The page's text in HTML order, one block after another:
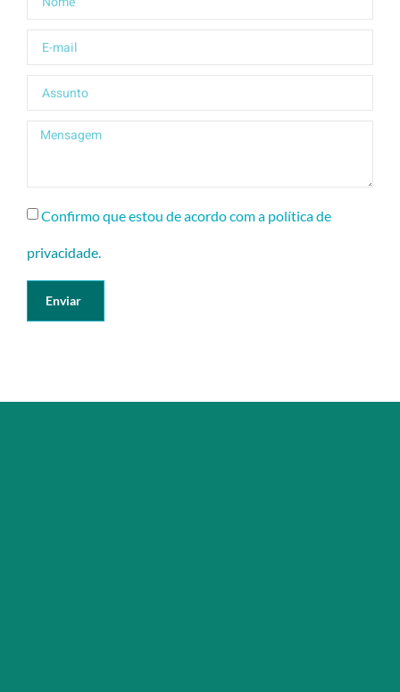
Confirmo que estou de acordo com a política de
privacidade.
Enviar